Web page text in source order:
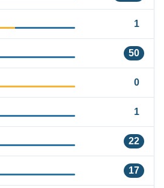
1
50
0
1
22
17